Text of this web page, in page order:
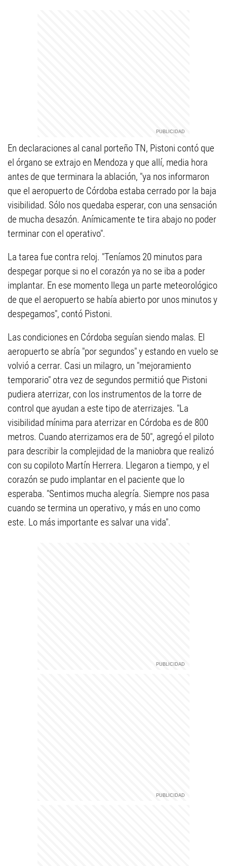
En declaraciones al canal porteño TN, Pistoni contó que
el órgano se extrajo en Mendoza y que allí, media hora
antes de que terminara la ablación, "ya nos informaron
que el aeropuerto de Córdoba estaba cerrado por la baja
visibilidad. Sólo nos quedaba esperar, con una sensación
de mucha desazón. Anímicamente te tira abajo no poder
terminar con el operativo".
La tarea fue contra reloj. "Teníamos 20 minutos para
despegar porque si no el corazón ya no se iba a poder
implantar. En ese momento llega un parte meteorológico
de que el aeropuerto se había abierto por unos minutos y
despegamos", contó Pistoni.
Las condiciones en Córdoba seguían siendo malas. El
aeropuerto se abría "por segundos" y estando en vuelo se
volvió a cerrar. Casi un milagro, un "mejoramiento
temporario" otra vez de segundos permitió que Pistoni
pudiera aterrizar, con los instrumentos de la torre de
control que ayudan a este tipo de aterrizajes. "La
visibilidad mínima para aterrizar en Córdoba es de 800
metros. Cuando aterrizamos era de 50", agregó el piloto
para describir la complejidad de la maniobra que realizó
con su copiloto Martín Herrera. Llegaron a tiempo, y el
corazón se pudo implantar en el paciente que lo
esperaba. "Sentimos mucha alegría. Siempre nos pasa
cuando se termina un operativo, y más en uno como
este. Lo más importante es salvar una vida".